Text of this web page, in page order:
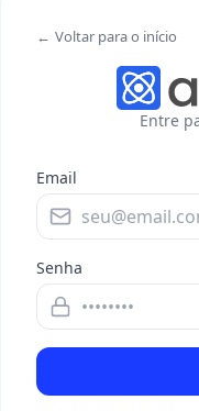
← Voltar para o início
Entre
Email
Senha